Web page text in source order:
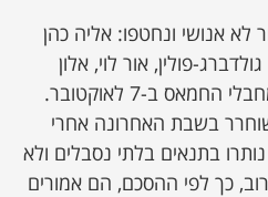
לא אנושי ונחטפו: אליה כהן
פולין, אור לוי, אלון
אהל – הובלו לעזה על ידי מחבלי החמאס ב-7 לאוקטובר.
בשבת האחרונה אחרי
נותרו בתנאים בלתי נסבלים ולא
כך לפי ההסכם, הם אמורים